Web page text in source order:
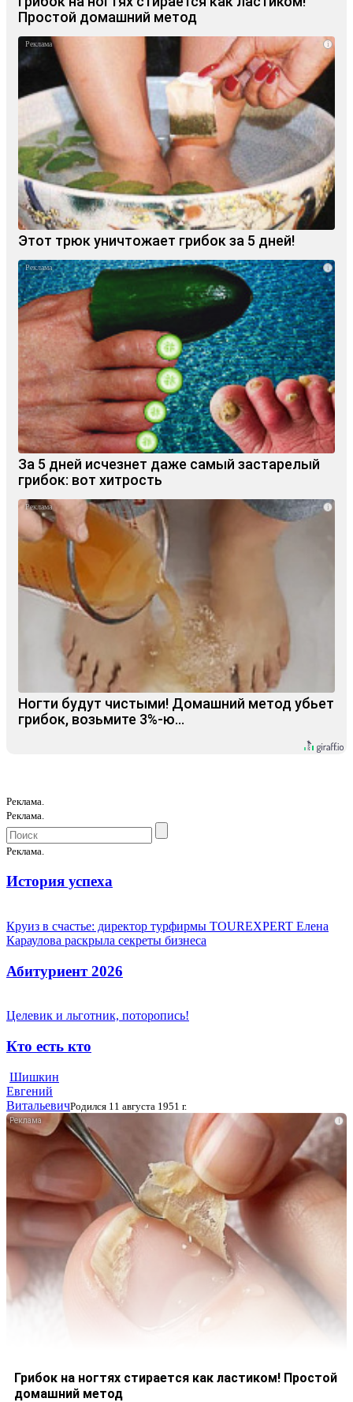
Простой домашний метод
i
Этот трюк уничтожает грибок за 5 дней!
i
За 5 дней исчезнет даже самый застарелый
грибок: вот хитрость
i
Ногти будут чистыми! Домашний метод убьет
грибок, возьмите 3%-ю…
Реклама.
Реклама.
Реклама.
История успеха
Круиз в счастье: директор турфирмы TOUREXPERT Елена
Караулова раскрыла секреты бизнеса
Абитуриент 2026
Целевик и льготник, поторопись!
Кто есть кто
Шишкин
Евгений
ВитальевичРодился 11 августа 1951 г.
i
Грибок на ногтях стирается как ластиком! Простой
домашний метод